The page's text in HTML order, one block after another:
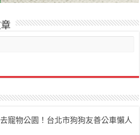
寵物公園！台北市狗狗友善公車懶人